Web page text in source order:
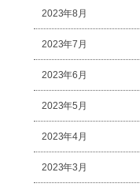
2023年8月
2023年7月
2023年6月
2023年5月
2023年4月
2023年3月